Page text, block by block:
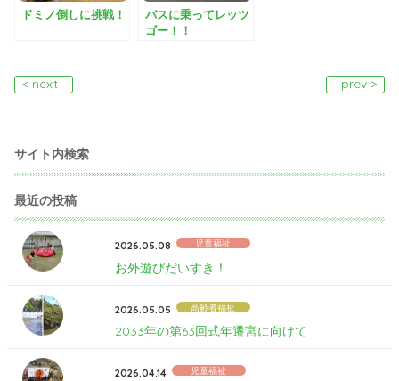
ドミノ倒しに挑戦！
バスに乗ってレッツ
ゴー！！
< next prev >
サイト内検索
最近の投稿
2026.05.08 児童福祉
お外遊びだいすき！
2026.05.05 高齢者福祉
2033年の第63回式年遷宮に向けて
2026.04.14 児童福祉